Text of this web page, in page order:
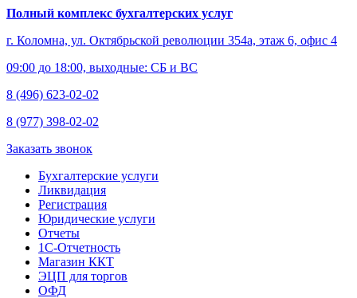
Полный комплекс бухгалтерских услуг
г. Коломна, ул. Октябрьской революции 354а, этаж 6, офис 4
09:00 до 18:00, выходные: СБ и ВС
8 (496) 623-02-02
8 (977) 398-02-02
Заказать звонок
Бухгалтерские услуги
Ликвидация
Регистрация
Юридические услуги
Отчеты
1С-Отчетность
Магазин ККТ
ЭЦП для торгов
ОФД